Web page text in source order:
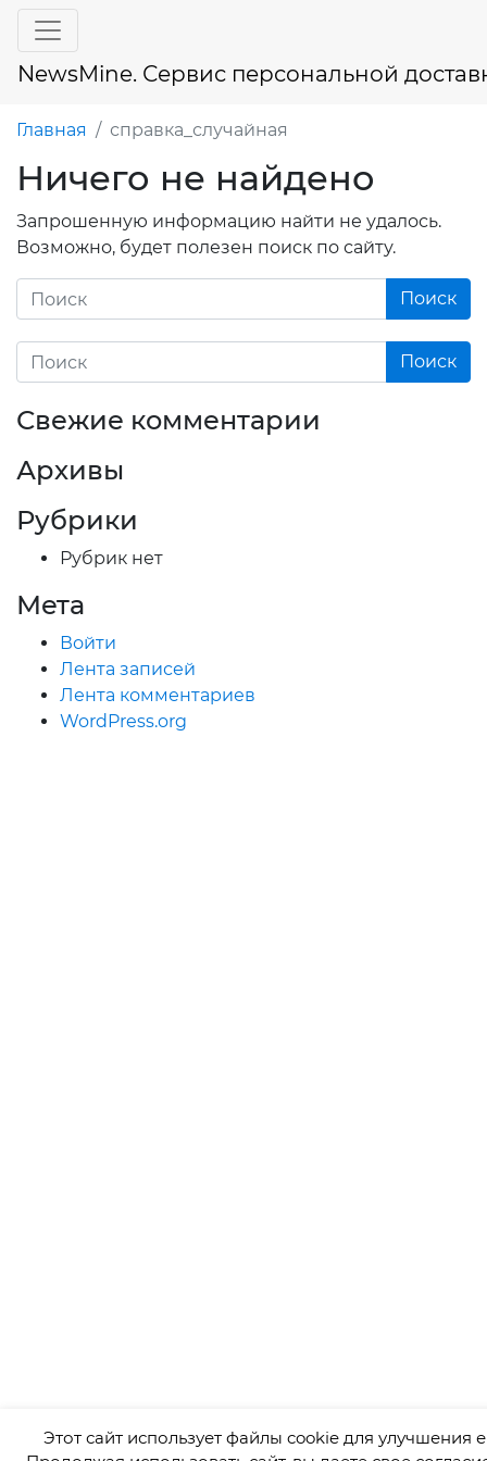
NewsMine. Сервис персональной
Главная справка_случайная
Ничего не найдено
Запрошенную информацию найти не удалось.
Возможно, будет полезен поиск по сайту.
Свежие комментарии
Архивы
Рубрики
Рубрик нет
Мета
Войти
Лента записей
Лента комментариев
WordPress.org
Этот сайт использует файлы cookie для улучшения